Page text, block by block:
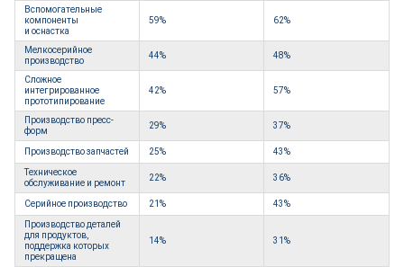
Вспомогательные
компоненты
и оснастка
59% 62%
Мелкосерийное
производство
44% 48%
Сложное
интегрированное
прототипирование
42% 57%
Производство пресс-
форм
29% 37%
Производство запчастей 25% 43%
Техническое
обслуживание и ремонт
22% 36%
Серийное производство 21% 43%
Производство деталей
для продуктов,
поддержка которых
прекращена
14% 31%